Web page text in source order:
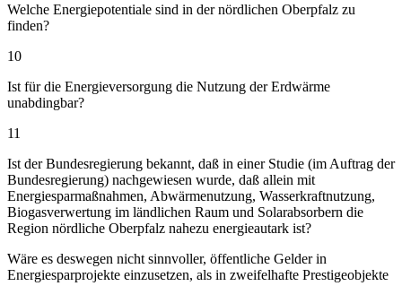
Welche Energiepotentiale sind in der nördlichen Oberpfalz zu
finden?
10
Ist für die Energieversorgung die Nutzung der Erdwärme
unabdingbar?
11
Ist der Bundesregierung bekannt, daß in einer Studie (im Auftrag der
Bundesregierung) nachgewiesen wurde, daß allein mit
Energiesparmaßnahmen, Abwärmenutzung, Wasserkraftnutzung,
Biogasverwertung im ländlichen Raum und Solarabsorbern die
Region nördliche Oberpfalz nahezu energieautark ist?
Wäre es deswegen nicht sinnvoller, öffentliche Gelder in
Energiesparprojekte einzusetzen, als in zweifelhafte Prestigeobjekte